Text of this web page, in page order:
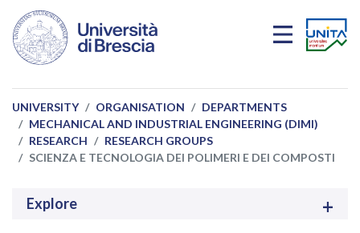
Skip to main content
UNIVERSITY ORGANISATION
DEPARTMENTS
MECHANICAL AND INDUSTRIAL ENGINEERING (DIMI)
RESEARCH
RESEARCH GROUPS
SCIENZA E TECNOLOGIA DEI POLIMERI E DEI COMPOSTI
Explore